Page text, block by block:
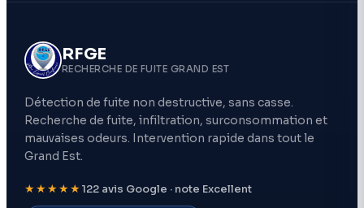
RFGE
RECHERCHE DE FUITE GRAND EST
Détection de fuite non destructive, sans casse.
Recherche de fuite, infiltration, surconsommation et
mauvaises odeurs. Intervention rapide dans tout le
Grand Est.
★★★★★122 avis Google · note Excellent